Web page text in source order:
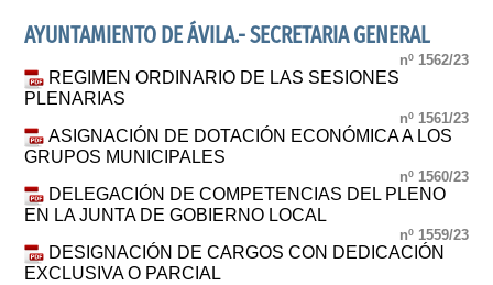
AYUNTAMIENTO DE ÁVILA.- SECRETARIA GENERAL
nº 1562/23
REGIMEN ORDINARIO DE LAS SESIONES
PLENARIAS
nº 1561/23
ASIGNACIÓN DE DOTACIÓN ECONÓMICA A LOS
GRUPOS MUNICIPALES
nº 1560/23
DELEGACIÓN DE COMPETENCIAS DEL PLENO
EN LA JUNTA DE GOBIERNO LOCAL
nº 1559/23
DESIGNACIÓN DE CARGOS CON DEDICACIÓN
EXCLUSIVA O PARCIAL